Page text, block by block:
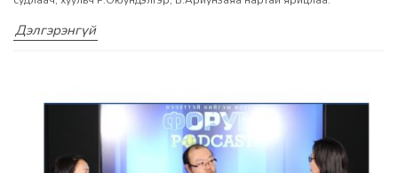
Дэлгэрэнгүй